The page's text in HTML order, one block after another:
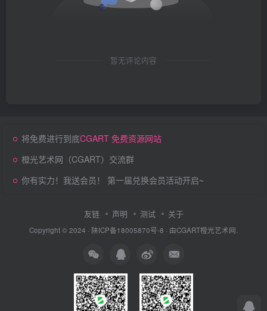
暂无评论内容
将免费进行到底CGART 免费资源网站
橙光艺术网（CGART）交流群
你有实力！我送会员！ 第一届兑换会员活动开启~
友链 声明 测试 关于
Copyright © 2024 · 陕ICP备18005870号-8 · 由CGART橙光艺术网.